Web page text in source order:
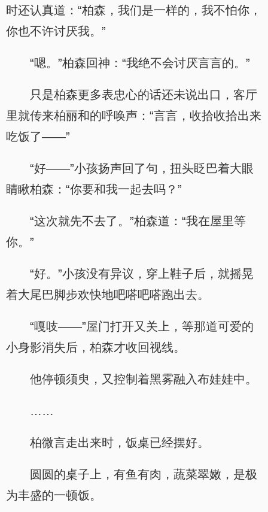
时还认真道：“柏森，我们是一样的，我不怕你，
你也不许讨厌我。”
“嗯。”柏森回神：“我绝不会讨厌言言的。”
只是柏森更多表忠心的话还未说出口，客厅
里就传来柏丽和的呼唤声：“言言，收拾收拾出来
吃饭了——”
“好——”小孩扬声回了句，扭头眨巴着大眼
睛瞅柏森：“你要和我一起去吗？”
“这次就先不去了。”柏森道：“我在屋里等
你。”
“好。”小孩没有异议，穿上鞋子后，就摇晃
着大尾巴脚步欢快地吧嗒吧嗒跑出去。
“嘎吱——”屋门打开又关上，等那道可爱的
小身影消失后，柏森才收回视线。
他停顿须臾，又控制着黑雾融入布娃娃中。
……
柏微言走出来时，饭桌已经摆好。
圆圆的桌子上，有鱼有肉，蔬菜翠嫩，是极
为丰盛的一顿饭。